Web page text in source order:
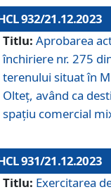
932/21.12.2023
Titlu: Aprobarea
închiriere nr. 275
terenului situat în
Olteț, având ca
spațiu comercial
931/21.12.2023
Titlu: Exercitarea